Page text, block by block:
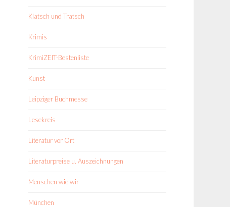
Klatsch und Tratsch
Krimis
KrimiZEIT-Bestenliste
Kunst
Leipziger Buchmesse
Lesekreis
Literatur vor Ort
Literaturpreise u. Auszeichnungen
Menschen wie wir
München